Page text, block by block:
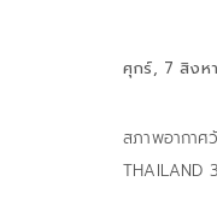
ศุกร์, 7 สิงห
สภาพอากาศ
THAILAND